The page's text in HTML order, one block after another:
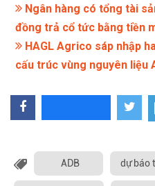
Ngân hàng có tổng tài
đồng trả cổ tức bằng tiền
HAGL Agrico sáp nhập
cấu trúc vùng nguyên liệu
ADB dự báo